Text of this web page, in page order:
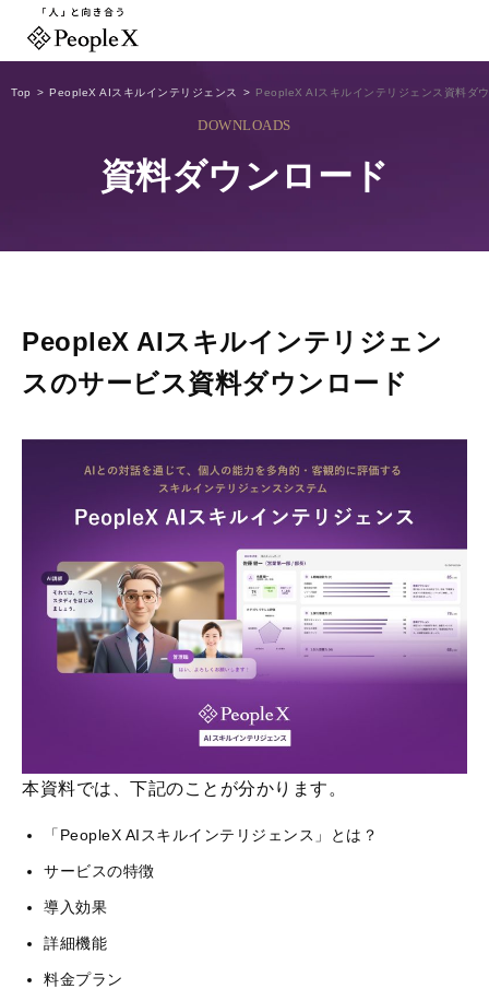
Top PeopleX AIスキルインテリジェンス PeopleX AIスキルインテリジェンス資料ダ
DOWNLOADS
資料ダウンロード
PeopleX AIスキルインテリジェン
スのサービス資料ダウンロード
本資料では、下記のことが分かります。
「PeopleX AIスキルインテリジェンス」とは？
サービスの特徴
導入効果
詳細機能
料金プラン